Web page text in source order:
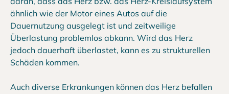
ähnlich wie der Motor eines Autos auf die
Dauernutzung ausgelegt ist und zeitweilige
Überlastung problemlos abkann. Wird das Herz
jedoch dauerhaft überlastet, kann es zu strukturellen
Schäden kommen.
Auch diverse Erkrankungen können das Herz befallen